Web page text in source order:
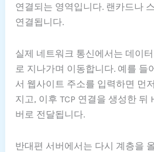
연결되는 영역입니다. 랜카드나
연결됩니다.
실제 네트워크 통신에서는 데이
로 지나가며 이동합니다. 예를 들
서 웹사이트 주소를 입력하면 먼
지고, 이후 TCP 연결을 생성한 뒤
버로 전달됩니다.
반대편 서버에서는 다시 계층을